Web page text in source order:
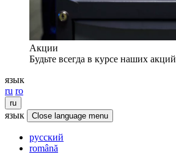
Акции
Будьте всегда в курсе наших акций
язык
ru ro
ru
язык Close language menu
русский
română